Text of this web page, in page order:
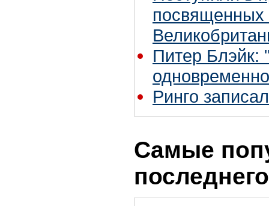
Питер Блэйк:
Ринго
Самые